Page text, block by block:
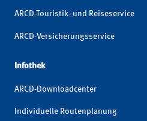
ARCD-Touristik- und Reiseservice
ARCD-Versicherungsservice
Infothek
ARCD-Downloadcenter
Individuelle Routenplanung